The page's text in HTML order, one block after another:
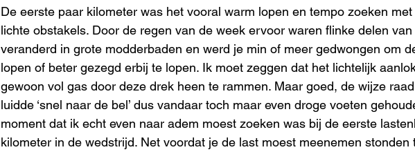
De eerste paar kilometer was het vooral warm lopen en tempo zoeken
lichte obstakels. Door de regen van de week ervoor waren flinke delen
veranderd in grote modderbaden en werd je min of meer gedwongen om
lopen of beter gezegd erbij te lopen. Ik moet zeggen dat het lichtelijk
gewoon vol gas door deze drek heen te rammen. Maar goed, de wijze
luidde ‘snel naar de bel’ dus vandaar toch maar even droge voeten
moment dat ik echt even naar adem moest zoeken was bij de eerste
kilometer in de wedstrijd. Net voordat je de last moest meenemen stonden